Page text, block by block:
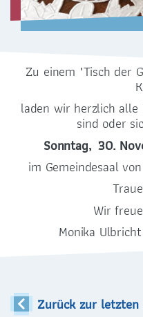
0351
selige-maertyrer-
01187
Zu einem "Tisch der
laden wir herzlich
sind oder
Sonntag, 30.
im Gemeindesaal
Wir
Monika
Zurück zur letzten